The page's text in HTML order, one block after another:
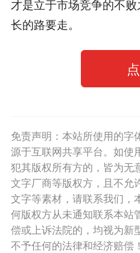
才是立于市场竞争的不
长的路要走。
免责声明：本站所使用的字
源于互联网共享平台。如使
犯其版权所有方的，皆为无
文字厂商等版权方，且不允
文字等素材，请联系我们，
何版权方从未通知联系本站
偿或上诉法院的，均视为新
不予任何的法律和经济赔偿